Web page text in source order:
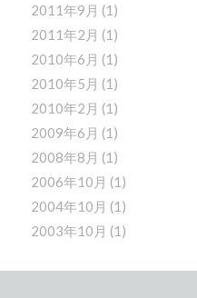
2011年9月 (1)
2011年2月 (1)
2010年6月 (1)
2010年5月 (1)
2010年2月 (1)
2009年6月 (1)
2008年8月 (1)
2006年10月 (1)
2004年10月 (1)
2003年10月 (1)